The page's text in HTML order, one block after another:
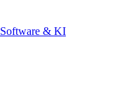
Software & KI